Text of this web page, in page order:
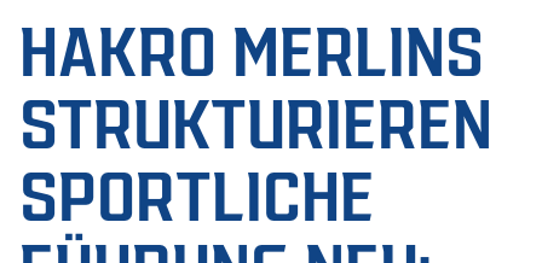
HAKRO MERLINS
STRUKTURIEREN
SPORTLICHE